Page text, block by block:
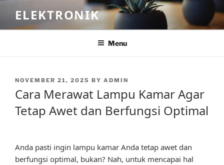
content
ELEKTRONIK
Menu
POSTED
NOVEMBER 21, 2025 BY ADMIN
Cara Merawat Lampu Kamar Agar
Tetap Awet dan Berfungsi Optimal
Anda pasti ingin lampu kamar Anda tetap awet dan
berfungsi optimal, bukan? Nah, untuk mencapai hal